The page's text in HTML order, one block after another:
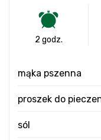
2 godz.
mąka pszenna
proszek do
sól